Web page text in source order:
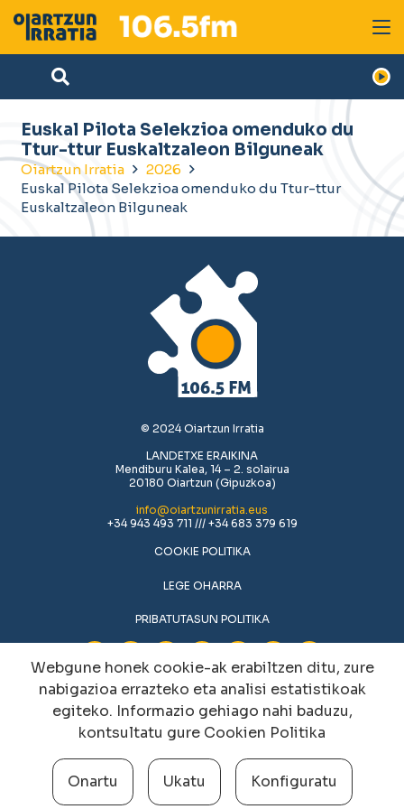
Euskal Pilota Selekzioa omenduko du
Ttur-ttur Euskaltzaleon Bilguneak
Oiartzun Irratia
2026
Euskal Pilota Selekzioa omenduko du Ttur-ttur
Euskaltzaleon Bilguneak
© 2024 Oiartzun Irratia
LANDETXE ERAIKINA
Mendiburu Kalea, 14 – 2. solairua
20180 Oiartzun (Gipuzkoa)
info@oiartzunirratia.eus
+34 943 493 711 /// +34 683 379 619
COOKIE POLITIKA
LEGE OHARRA
PRIBATUTASUN POLITIKA
Cookien konfigurazioa aldatu
Webgune honek cookie-ak erabiltzen ditu, zure
nabigazioa errazteko eta analisi estatistikoak
egiteko. Informazio gehiago nahi baduzu,
kontsultatu gure Cookien Politika
Onartu Ukatu Konfiguratu